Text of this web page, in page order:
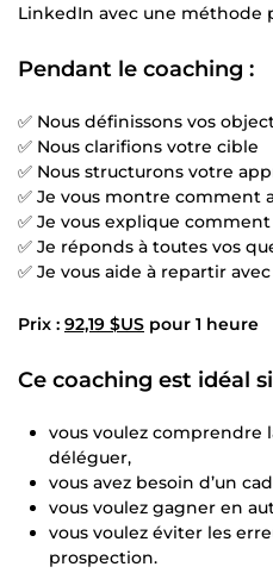
LinkedIn avec une méthode
Pendant le coaching :
✅ Nous définissons vos
✅ Nous clarifions votre cible
✅ Nous structurons votre
✅ Je vous montre comment
✅ Je vous explique
✅ Je réponds à toutes vos
✅ Je vous aide à repartir
Prix : 92,19 $US pour 1 heure
Ce coaching est idéal
vous voulez comprendre
déléguer,
vous avez besoin d’un
vous voulez gagner en
vous voulez éviter les
prospection.